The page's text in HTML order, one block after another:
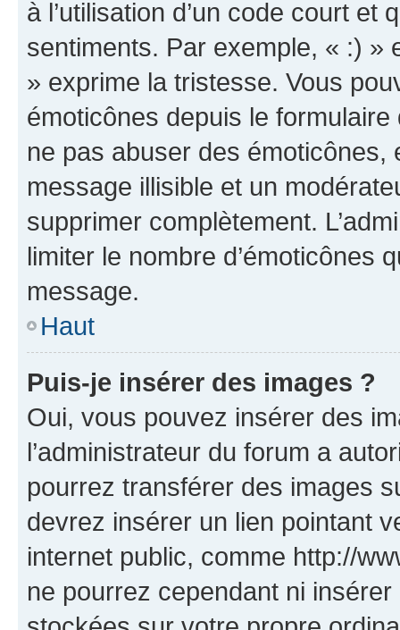
à l’utilisation d’un code court et
sentiments. Par exemple, « :) »
» exprime la tristesse. Vous
émoticônes depuis le
ne pas abuser des
message illisible et un
supprimer complètement.
limiter le nombre d’émoticônes
message.
Haut
Puis-je insérer des images ?
Oui, vous pouvez insérer des
l’administrateur du forum a
pourrez transférer des images
devrez insérer un lien pointant
internet public, comme http://
ne pourrez cependant ni